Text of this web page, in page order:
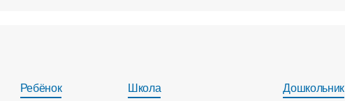
Ребёнок Школа Дошкольник